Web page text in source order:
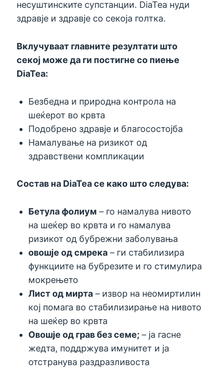
несуштинските супстанции. DiaTea нуди
здравје и здравје со секоја голтка.
Вклучуваат главните резултати што
секој може да ги постигне со пиење
DiaTea:
Безбедна и природна контрола на
шеќерот во крвта
Подобрено здравје и благосостојба
Намалување на ризикот од
здравствени компликации
Состав на DiaTea се како што следува:
Бетула фолиум – го намалува нивото
на шеќер во крвта и го намалува
ризикот од бубрежни заболувања
овошје од смрека – ги стабилизира
функциите на бубрезите и го стимулира
мокрењето
Лист од мирта – извор на неомиртилин
кој помага во стабилизирање на нивото
на шеќер во крвта
Овошје од грав без семе; – ја гасне
жедта, поддржува имунитет и ја
отстранува раздразливоста